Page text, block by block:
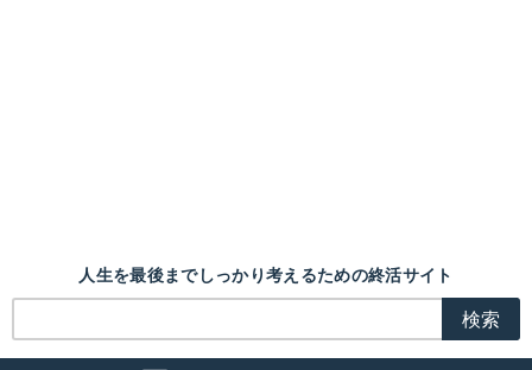
人生を最後までしっかり考えるための終活サイト